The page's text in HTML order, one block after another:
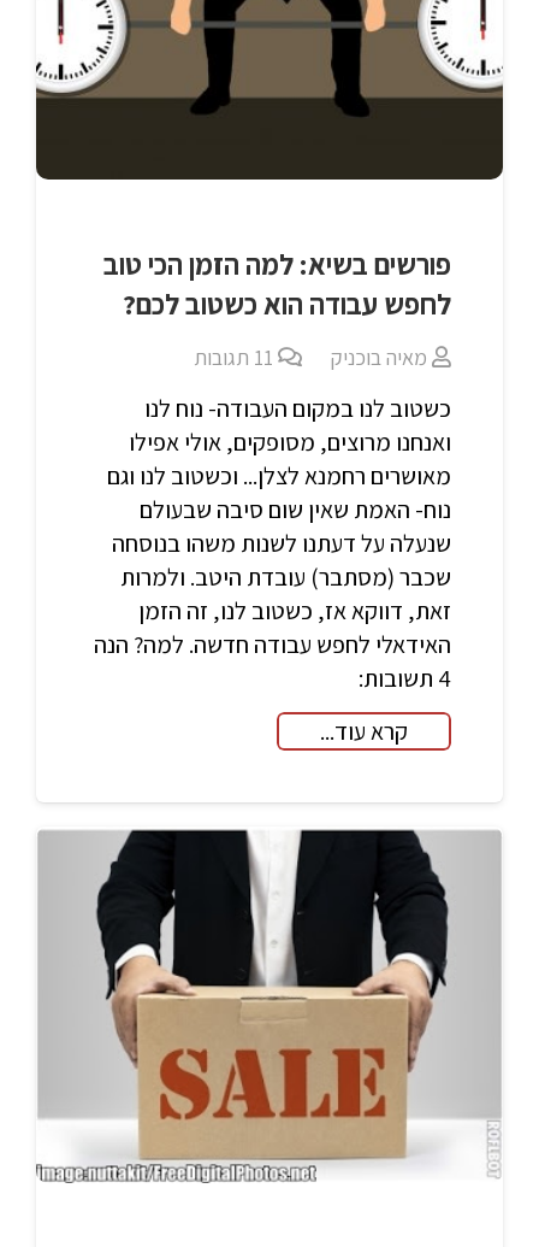
פורשים בשיא: למה הזמן הכי טוב
לחפש עבודה הוא כשטוב לכם?
מאיה בוכניק 11 תגובות
כשטוב לנו במקום העבודה- נוח לנו
ואנחנו מרוצים, מסופקים, אולי אפילו
מאושרים רחמנא לצלן... וכשטוב לנו וגם
נוח- האמת שאין שום סיבה שבעולם
שנעלה על דעתנו לשנות משהו בנוסחה
שכבר (מסתבר) עובדת היטב. ולמרות
זאת, דווקא אז, כשטוב לנו, זה הזמן
האידאלי לחפש עבודה חדשה. למה? הנה
4 תשובות:
קרא עוד...